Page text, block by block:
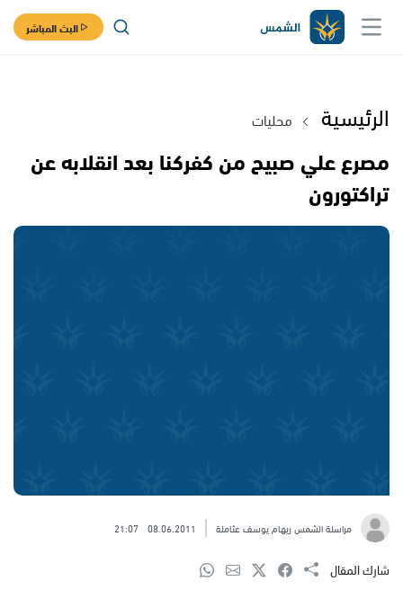
البث المباشر
الرئيسية محليات
مصرع علي صبيح من كفركنا بعد انقلابه عن
تراكتورون
مراسلة الشمس ريهام يوسف عثاملة 08.06.2011
21:07
شارك المقال